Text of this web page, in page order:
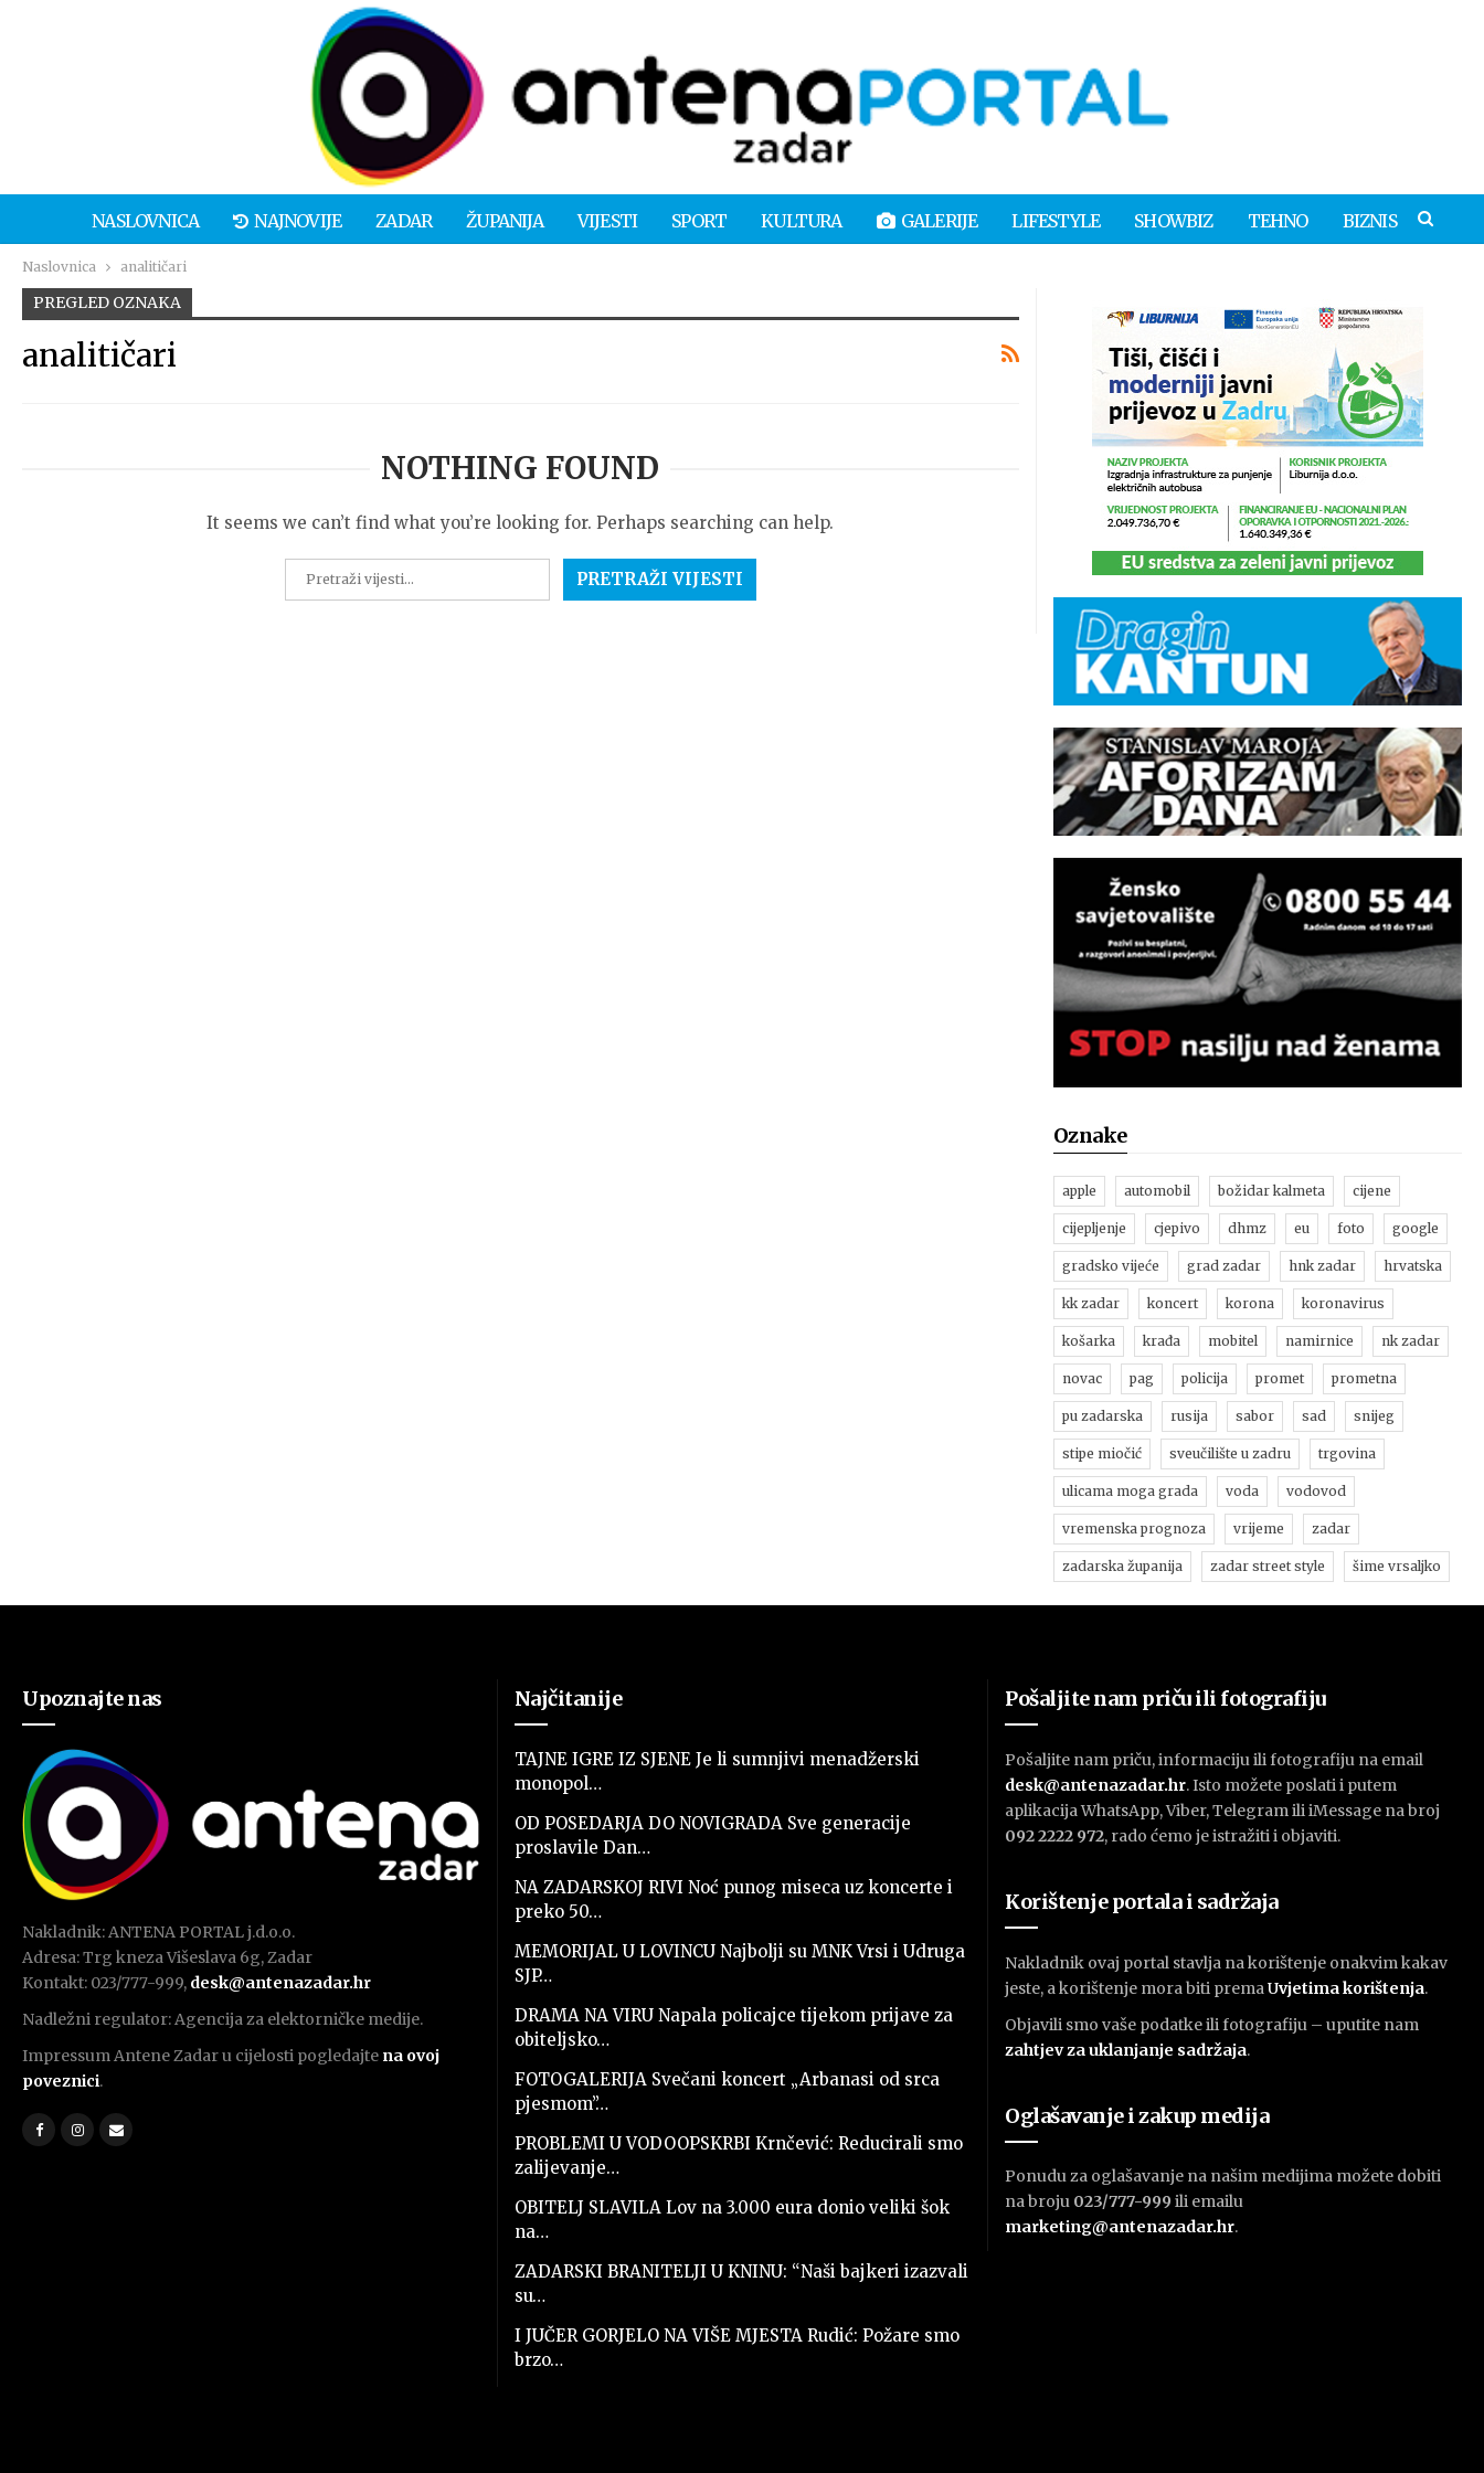
NASLOVNICA NAJNOVIJE ZADAR ŽUPANIJA VIJESTI SPORT KULTURA GALERIJE LIFESTYLE SHOWBIZ TEHNO BIZNIS
Naslovnica analitičari
PREGLED OZNAKA
analitičari
NOTHING FOUND
It seems we can’t find what you’re looking for. Perhaps searching can help.
Oznake
apple automobil božidar kalmeta cijene
cijepljenje cjepivo dhmz eu foto google
gradsko vijeće grad zadar hnk zadar hrvatska
kk zadar koncert korona koronavirus
košarka krađa mobitel namirnice nk zadar
novac pag policija promet prometna
pu zadarska rusija sabor sad snijeg
stipe miočić sveučilište u zadru trgovina
ulicama moga grada voda vodovod
vremenska prognoza vrijeme zadar
zadarska županija zadar street style šime vrsaljko
Upoznajte nas
Nakladnik: ANTENA PORTAL j.d.o.o.
Adresa: Trg kneza Višeslava 6g, Zadar
Kontakt: 023/777-999, desk@antenazadar.hr
Nadležni regulator: Agencija za elektorničke medije.
Impressum Antene Zadar u cijelosti pogledajte na ovoj
poveznici.
Najčitanije
TAJNE IGRE IZ SJENE Je li sumnjivi menadžerski
monopol…
OD POSEDARJA DO NOVIGRADA Sve generacije
proslavile Dan…
NA ZADARSKOJ RIVI Noć punog miseca uz koncerte i
preko 50…
MEMORIJAL U LOVINCU Najbolji su MNK Vrsi i Udruga
SJP…
DRAMA NA VIRU Napala policajce tijekom prijave za
obiteljsko…
FOTOGALERIJA Svečani koncert „Arbanasi od srca
pjesmom”…
PROBLEMI U VODOOPSKRBI Krnčević: Reducirali smo
zalijevanje…
OBITELJ SLAVILA Lov na 3.000 eura donio veliki šok
na…
ZADARSKI BRANITELJI U KNINU: “Naši bajkeri izazvali
su…
I JUČER GORJELO NA VIŠE MJESTA Rudić: Požare smo
brzo…
Pošaljite nam priču ili fotografiju
Pošaljite nam priču, informaciju ili fotografiju na email
desk@antenazadar.hr. Isto možete poslati i putem
aplikacija WhatsApp, Viber, Telegram ili iMessage na broj
092 2222 972, rado ćemo je istražiti i objaviti.
Korištenje portala i sadržaja
Nakladnik ovaj portal stavlja na korištenje onakvim kakav
jeste, a korištenje mora biti premaUvjetima korištenja.
Objavili smo vaše podatke ili fotografiju – uputite nam
zahtjev za uklanjanje sadržaja.
Oglašavanje i zakup medija
Ponudu za oglašavanje na našim medijima možete dobiti
na broju 023/777-999 ili emailu
marketing@antenazadar.hr.